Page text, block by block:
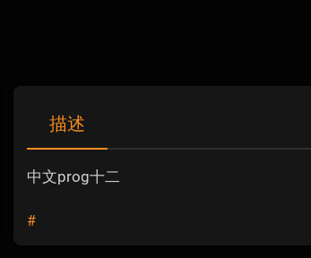
描述
中文prog十二
#